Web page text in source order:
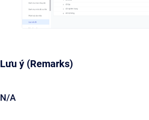
Lưu ý (Remarks)
N/A